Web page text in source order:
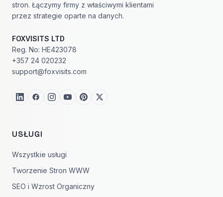
stron. Łączymy firmy z właściwymi klientami
przez strategie oparte na danych.
FOXVISITS LTD
Reg. No: HE423078
+357 24 020232
support@foxvisits.com
USŁUGI
Wszystkie usługi
Tworzenie Stron WWW
SEO i Wzrost Organiczny